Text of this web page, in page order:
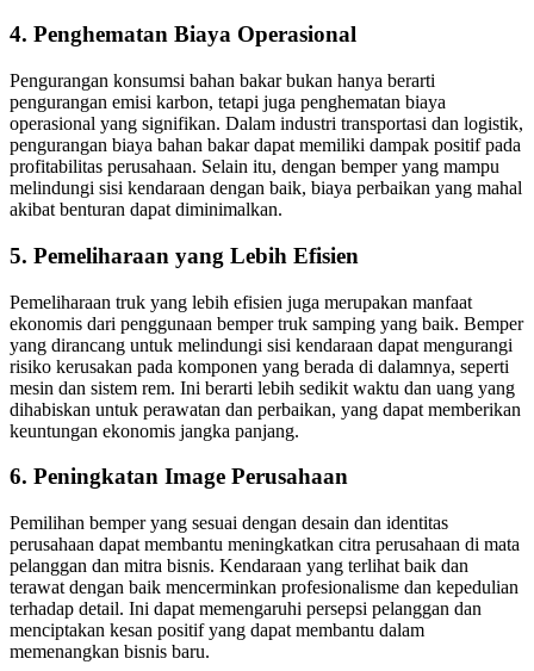
4. Penghematan Biaya Operasional
Pengurangan konsumsi bahan bakar bukan hanya berarti
pengurangan emisi karbon, tetapi juga penghematan biaya
operasional yang signifikan. Dalam industri transportasi dan logistik,
pengurangan biaya bahan bakar dapat memiliki dampak positif pada
profitabilitas perusahaan. Selain itu, dengan bemper yang mampu
melindungi sisi kendaraan dengan baik, biaya perbaikan yang mahal
akibat benturan dapat diminimalkan.
5. Pemeliharaan yang Lebih Efisien
Pemeliharaan truk yang lebih efisien juga merupakan manfaat
ekonomis dari penggunaan bemper truk samping yang baik. Bemper
yang dirancang untuk melindungi sisi kendaraan dapat mengurangi
risiko kerusakan pada komponen yang berada di dalamnya, seperti
mesin dan sistem rem. Ini berarti lebih sedikit waktu dan uang yang
dihabiskan untuk perawatan dan perbaikan, yang dapat memberikan
keuntungan ekonomis jangka panjang.
6. Peningkatan Image Perusahaan
Pemilihan bemper yang sesuai dengan desain dan identitas
perusahaan dapat membantu meningkatkan citra perusahaan di mata
pelanggan dan mitra bisnis. Kendaraan yang terlihat baik dan
terawat dengan baik mencerminkan profesionalisme dan kepedulian
terhadap detail. Ini dapat memengaruhi persepsi pelanggan dan
menciptakan kesan positif yang dapat membantu dalam
memenangkan bisnis baru.